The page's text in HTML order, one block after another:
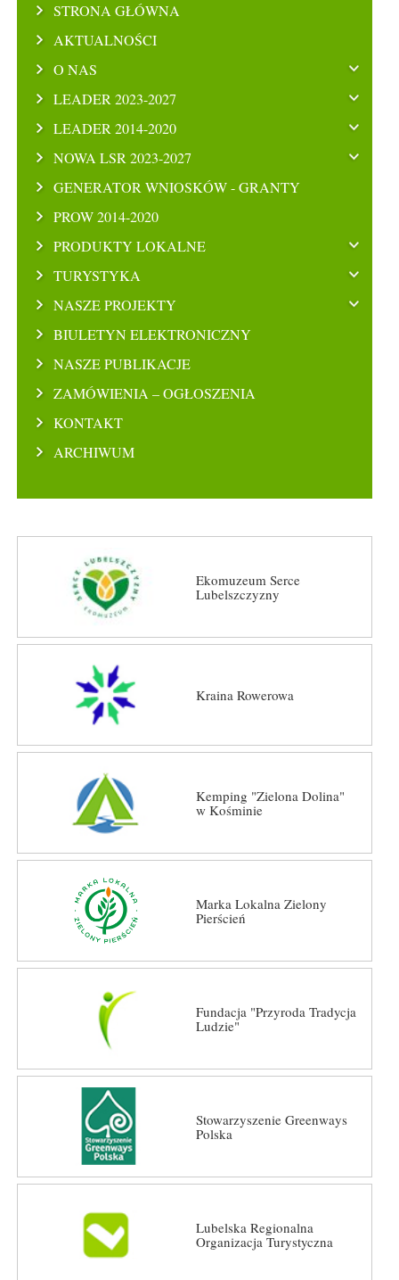
STRONA GŁÓWNA
AKTUALNOŚCI
O NAS
LEADER 2023-2027
LEADER 2014-2020
NOWA LSR 2023-2027
GENERATOR WNIOSKÓW - GRANTY
PROW 2014-2020
PRODUKTY LOKALNE
TURYSTYKA
NASZE PROJEKTY
BIULETYN ELEKTRONICZNY
NASZE PUBLIKACJE
ZAMÓWIENIA – OGŁOSZENIA
KONTAKT
ARCHIWUM
Ekomuzeum Serce
Lubelszczyzny
Kraina Rowerowa
Kemping "Zielona Dolina"
w Kośminie
Marka Lokalna Zielony
Pierścień
Fundacja "Przyroda Tradycja
Ludzie"
Stowarzyszenie Greenways
Polska
Lubelska Regionalna
Organizacja Turystyczna